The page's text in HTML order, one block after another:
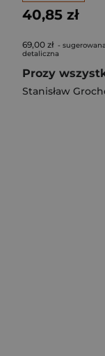
40,85 zł
69,00 zł -
detaliczna
Stanisław